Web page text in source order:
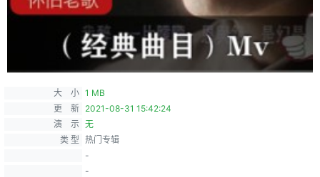
大 小 1 MB
更 新 2021-08-31 15:42:24
演 示 无
类 型 热门专辑
-
-